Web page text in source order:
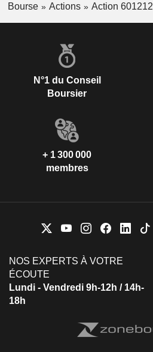
Bourse Actions Action 601212
N°1 du Conseil
Boursier
+ 1 300 000
membres
NOS EXPERTS À VOTRE
ÉCOUTE
Lundi - Vendredi 9h-12h / 14h-
18h